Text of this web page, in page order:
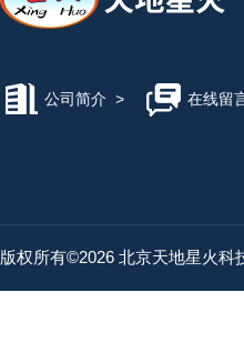
公司简介 > 在线留
版权所有©2026 北京天地星火